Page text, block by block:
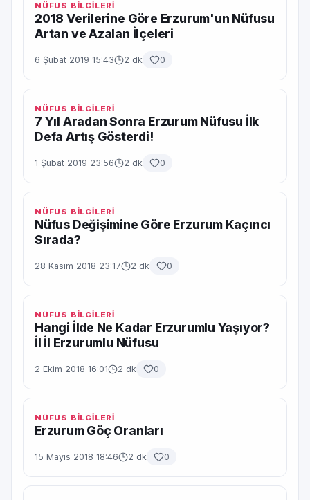
NÜFUS BİLGİLERİ
2018 Verilerine Göre Erzurum'un Nüfusu
Artan ve Azalan İlçeleri
6 Şubat 2019 15:43 2 dk 0
NÜFUS BİLGİLERİ
7 Yıl Aradan Sonra Erzurum Nüfusu İlk
Defa Artış Gösterdi!
1 Şubat 2019 23:56 2 dk 0
NÜFUS BİLGİLERİ
Nüfus Değişimine Göre Erzurum Kaçıncı
Sırada?
28 Kasım 2018 23:17 2 dk 0
NÜFUS BİLGİLERİ
Hangi İlde Ne Kadar Erzurumlu Yaşıyor?
İl İl Erzurumlu Nüfusu
2 Ekim 2018 16:01 2 dk 0
NÜFUS BİLGİLERİ
Erzurum Göç Oranları
15 Mayıs 2018 18:46 2 dk 0